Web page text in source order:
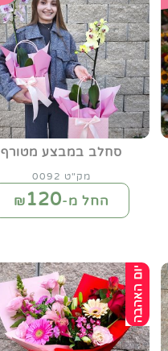
סחלב במבצע מטורף
מק"ט 0092
החל מ-₪120